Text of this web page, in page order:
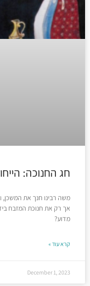
חג החנוכה:
משה רבינו חנך את
אך רק את חנוכת המזבח
מדוע?
קרא עוד »
December 1, 2023